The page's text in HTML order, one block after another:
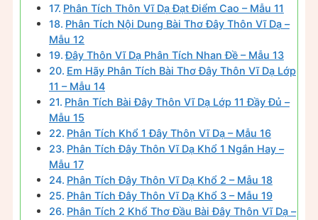
Phân Tích Thôn Vĩ Dạ Đạt Điểm Cao – Mẫu 11
Phân Tích Nội Dung Bài Thơ Đây Thôn Vĩ Dạ –
Mẫu 12
Đây Thôn Vĩ Dạ Phân Tích Nhan Đề – Mẫu 13
Em Hãy Phân Tích Bài Thơ Đây Thôn Vĩ Dạ Lớp
11 – Mẫu 14
Phân Tích Bài Đây Thôn Vĩ Dạ Lớp 11 Đầy Đủ –
Mẫu 15
Phân Tích Khổ 1 Đây Thôn Vĩ Dạ – Mẫu 16
Phân Tích Đây Thôn Vĩ Dạ Khổ 1 Ngắn Hay –
Mẫu 17
Phân Tích Đây Thôn Vĩ Dạ Khổ 2 – Mẫu 18
Phân Tích Đây Thôn Vĩ Dạ Khổ 3 – Mẫu 19
Phân Tích 2 Khổ Thơ Đầu Bài Đây Thôn Vĩ Dạ –